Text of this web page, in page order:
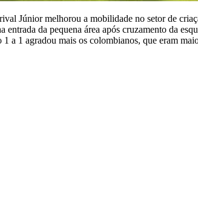
Júnior melhorou a mobilidade no setor de
entrada da pequena área após cruzamento da
a 1 agradou mais os colombianos, que eram